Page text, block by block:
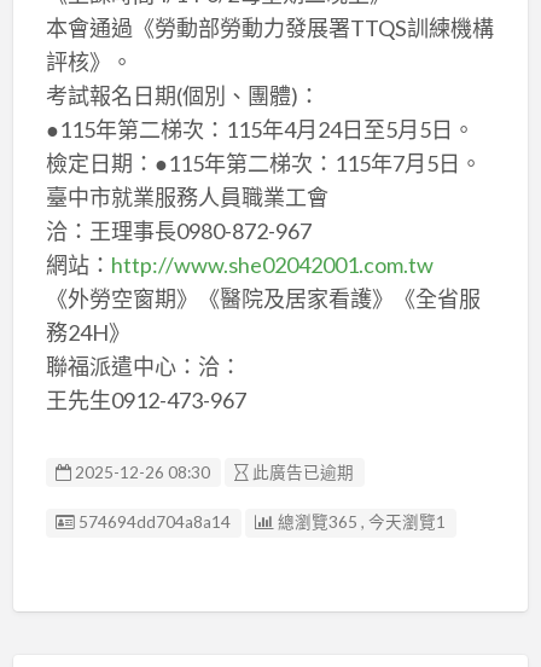
本會通過《勞動部勞動力發展署TTQS訓練機構
評核》。
考試報名日期(個別、團體)：
●115年第二梯次：115年4月24日至5月5日。
檢定日期：●115年第二梯次：115年7月5日。
臺中市就業服務人員職業工會
洽：王理事長0980-872-967
網站： http://www.she02042001.com.tw
《外勞空窗期》《醫院及居家看護》《全省服
務24H》
聯福派遣中心：洽：
王先生0912-473-967
2025-12-26 08:30 此廣告已逾期
廣告编號
574694dd704a8a14 總瀏覽365 , 今天瀏覽1